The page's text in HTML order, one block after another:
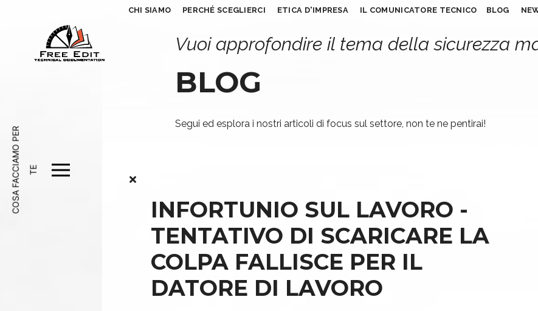
CHI SIAMO PERCHÉ SCEGLIERCI ETICA D'IMPRESA IL COMUNICATORE TECNICO BLOG
C
O
S
A
F
A
C C
I
A
M
O
P
E
R
T E
Vuoi approfondire il tema della sicurezza
BLOG
Segui ed esplora i nostri articoli di focus sul settore, non te ne pentirai!
INFORTUNIO SUL LAVORO -
TENTATIVO DI SCARICARE LA
COLPA FALLISCE PER IL
DATORE DI LAVORO